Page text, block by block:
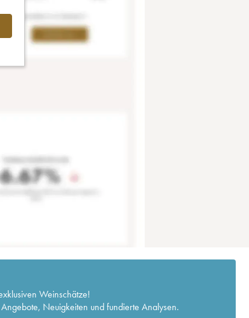
Weinschätze!
Neuigkeiten und fundierte Analysen.